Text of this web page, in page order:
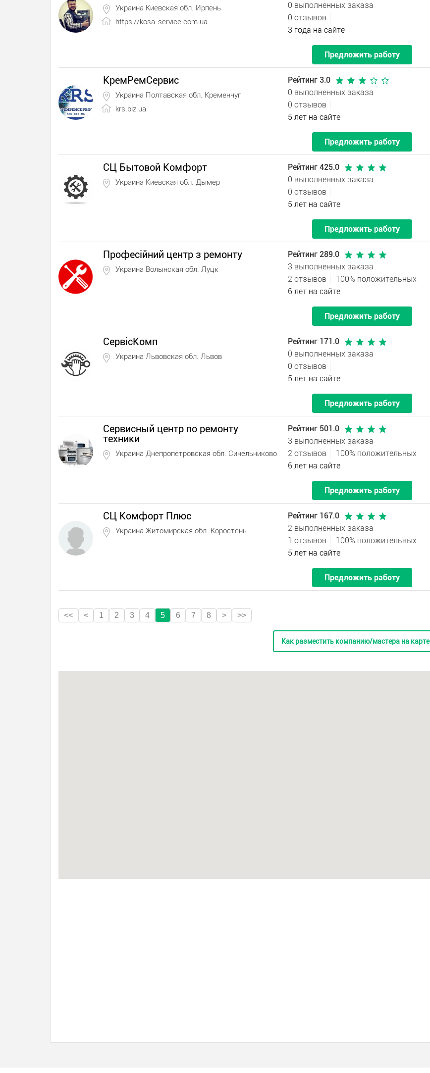
Украина Киевская обл. Ирпень
https://kosa-service.com.ua
0 выполненных заказа
0 отзывов
3 года на сайте
Предложить работу
КремРемСервис
Украина Полтавская обл. Кременчуг
krs.biz.ua
Рейтинг 3.0
0 выполненных заказа
0 отзывов
5 лет на сайте
Предложить работу
СЦ Бытовой Комфорт
Украина Киевская обл. Дымер
Рейтинг 425.0
0 выполненных заказа
0 отзывов
5 лет на сайте
Предложить работу
Професійний центр з ремонту
Украина Волынская обл. Луцк
Рейтинг 289.0
3 выполненных заказа
2 отзывов
100% положительных
6 лет на сайте
Предложить работу
СервісКомп
Украина Львовская обл. Львов
Рейтинг 171.0
0 выполненных заказа
0 отзывов
5 лет на сайте
Предложить работу
Сервисный центр по ремонту
техники
Украина Днепропетровская обл. Синельниково
Рейтинг 501.0
3 выполненных заказа
2 отзывов
100% положительных
6 лет на сайте
Предложить работу
СЦ Комфорт Плюс
Украина Житомирская обл. Коростень
Рейтинг 167.0
2 выполненных заказа
1 отзывов
100% положительных
5 лет на сайте
Предложить работу
<< < 1 2 3 4 5 6 7 8 > >>
Как разместить компанию/мастера на карте